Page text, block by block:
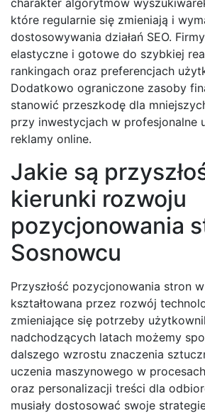
które regularnie się zmieniają i
dostosowywania działań SEO.
elastyczne i gotowe do szybkiej
rankingach oraz preferencjach
Dodatkowo ograniczone zasoby
stanowić przeszkodę dla
przy inwestycjach w profesjonalne
reklamy online.
Jakie są
kierunki rozwoju
pozycjonowania
Sosnowcu
Przyszłość pozycjonowania stron
kształtowana przez rozwój
zmieniające się potrzeby
nadchodzących latach możemy
dalszego wzrostu znaczenia
uczenia maszynowego w
oraz personalizacji treści dla
musiały dostosować swoje